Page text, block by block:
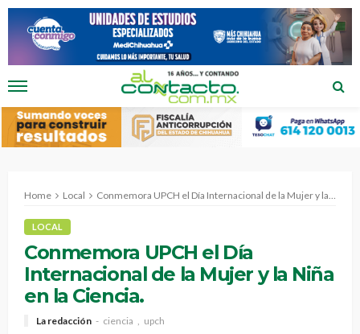
Home Local Conmemora UPCH el Día Internacional de la Mujer y la Niña en la Ciencia.
LOCAL
Conmemora UPCH el Día
Internacional de la Mujer y la Niña
en la Ciencia.
La redacción ciencia upch